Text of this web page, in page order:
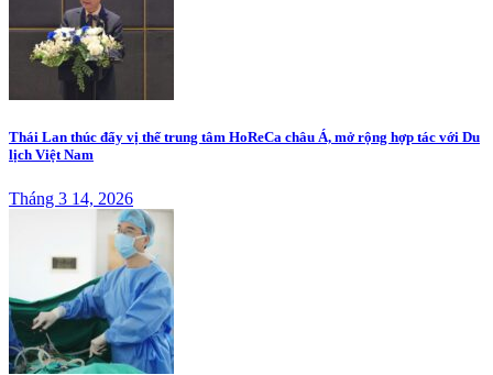
Thái Lan thúc đẩy vị thế trung tâm HoReCa châu Á, mở rộng hợp tác với Du
lịch Việt Nam
Tháng 3 14, 2026